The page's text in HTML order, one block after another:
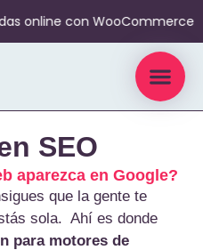
online con WooCommerce
SEO
aparezca en Google?
que la gente te
sola. Ahí es donde
para motores de